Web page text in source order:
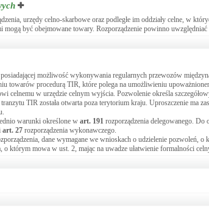
urzędy celno-skarbowe oraz podległe im oddziały celne, w
być obejmowane towary. Rozporządzenie powinno
możliwość wykonywania regularnych przewozów
towarów procedurą TIR, które polega na umożliwieniu
celnemu w urzędzie celnym wyjścia. Pozwolenie określa
TIR została otwarta poza terytorium kraju. Uproszczenie ma
warunki określone w art. 191 rozporządzenia delegowanego.
art. 27 rozporządzenia wykonawczego.
dane wymagane we wnioskach o udzielenie pozwoleń, o
którym mowa w ust. 2, mając na uwadze ułatwienie formalności